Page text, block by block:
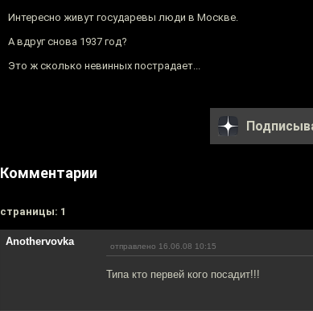
Интересно живут государевы люди в Москве.
А вдруг снова 1937 год?
Это ж сколько невинных пострадает...
Комментарии
cтраницы: 1
Anothervovka отправлено 16.06.08 10:15
Типа кто первей кого посадит!!!